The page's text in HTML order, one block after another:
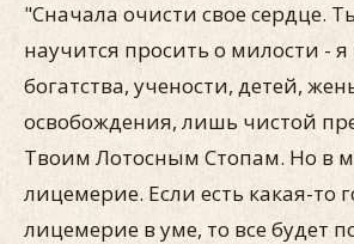
"Сначала очисти свое сердце.
научится просить о милости - я
богатства, учености, детей,
освобождения, лишь чистой
Твоим Лотосным Стопам. Но в
лицемерие. Если есть какая-то
лицемерие в уме, то все будет